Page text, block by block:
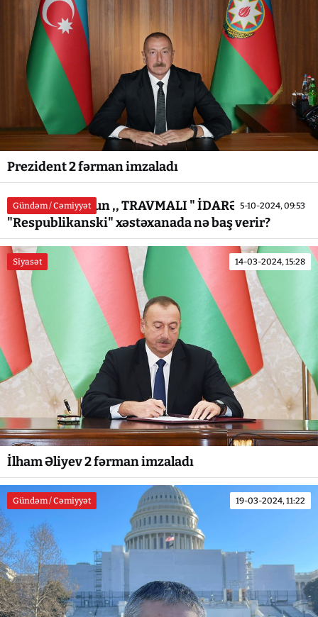
Prezident 2 fərman imzaladı
Gündəm / Cəmiyyət 5-10-2024, 09:53
ƏIviz Qasımovun ,, TRAVMALI " İDARƏÇİLİYİ və ya
"Respublikanski" xəstəxanada nə baş verir?
Siyasət 14-03-2024, 15:28
İlham Əliyev 2 fərman imzaladı
Gündəm / Cəmiyyət 19-03-2024, 11:22